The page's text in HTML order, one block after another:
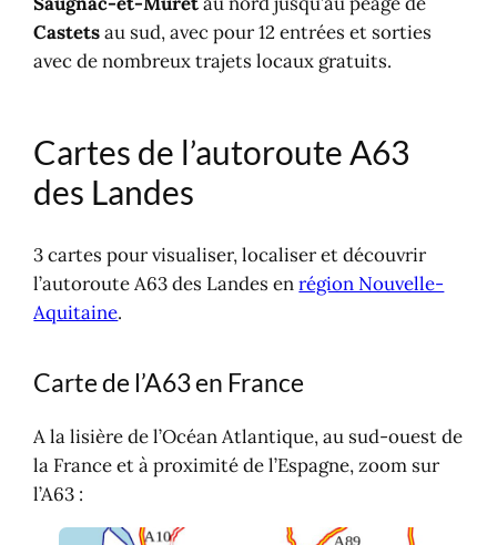
Castetsau sud, avec pour 12 entrées et sorties
avec de nombreux trajets locaux gratuits.
Cartes de l’autoroute A63
des Landes
3 cartes pour visualiser, localiser et découvrir
l’autoroute A63 des Landes enrégion Nouvelle-
Aquitaine.
Carte de l’A63 en France
A la lisière de l’Océan Atlantique, au sud-ouest de
la France et à proximité de l’Espagne, zoom sur
l’A63 :